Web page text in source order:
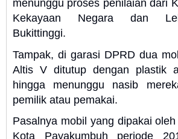
menunggu proses penilaian dari
Kekayaan Negara dan
Bukittinggi.
Tampak, di garasi DPRD dua
Altis V ditutup dengan plastik
hingga menunggu nasib
pemilik atau pemakai.
Pasalnya mobil yang dipakai
Kota Payakumbuh periode